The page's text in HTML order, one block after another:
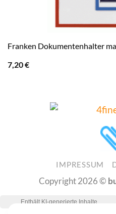
Franken Dokumentenhalter
7,20€
IMPRESSUM
Copyright 2026 ©